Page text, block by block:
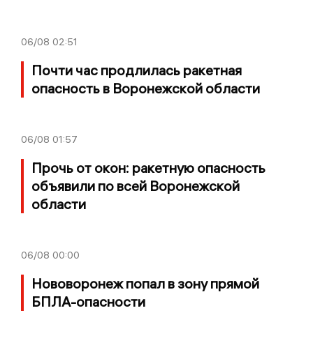
06/08 02:51
Почти час продлилась ракетная
опасность в Воронежской области
06/08 01:57
Прочь от окон: ракетную опасность
объявили по всей Воронежской
области
06/08 00:00
Нововоронеж попал в зону прямой
БПЛА-опасности